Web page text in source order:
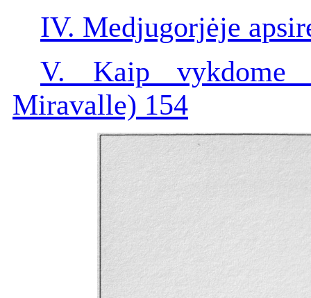
IV. Medjugorjėje
V. Kaip vykdome
Miravalle) 154